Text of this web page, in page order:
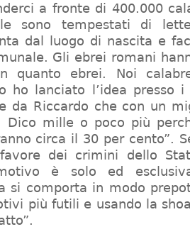
a fronte di 400.000
sono tempestati di
dal luogo di nascita e
Gli ebrei romani
quanto ebrei. Noi
ho lanciato l’idea presso
da Riccardo che con un
Dico mille o poco più
circa il 30 per cento”.
dei crimini dello
è solo ed
si comporta in modo
più futili e usando la